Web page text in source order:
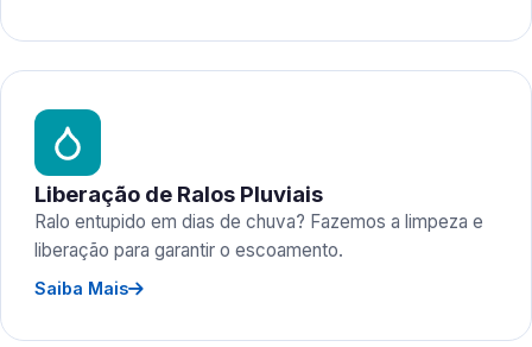
Liberação de Ralos Pluviais
Ralo entupido em dias de chuva? Fazemos a limpeza e
liberação para garantir o escoamento.
Saiba Mais